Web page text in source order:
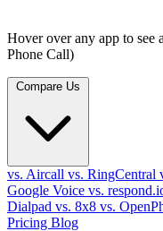
Hover over any app to see
Phone Call)
vs. Aircall vs. RingCentral
Google Voice vs.
Dialpad vs. 8x8 vs.
Pricing Blog